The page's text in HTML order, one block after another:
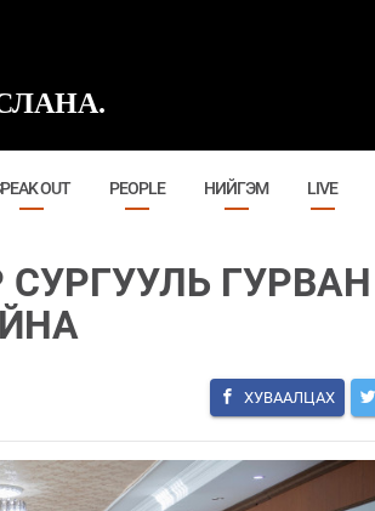
OUT PEOPLE НИЙГЭМ LIVE
ГУРВАН
ХУВААЛЦАХ